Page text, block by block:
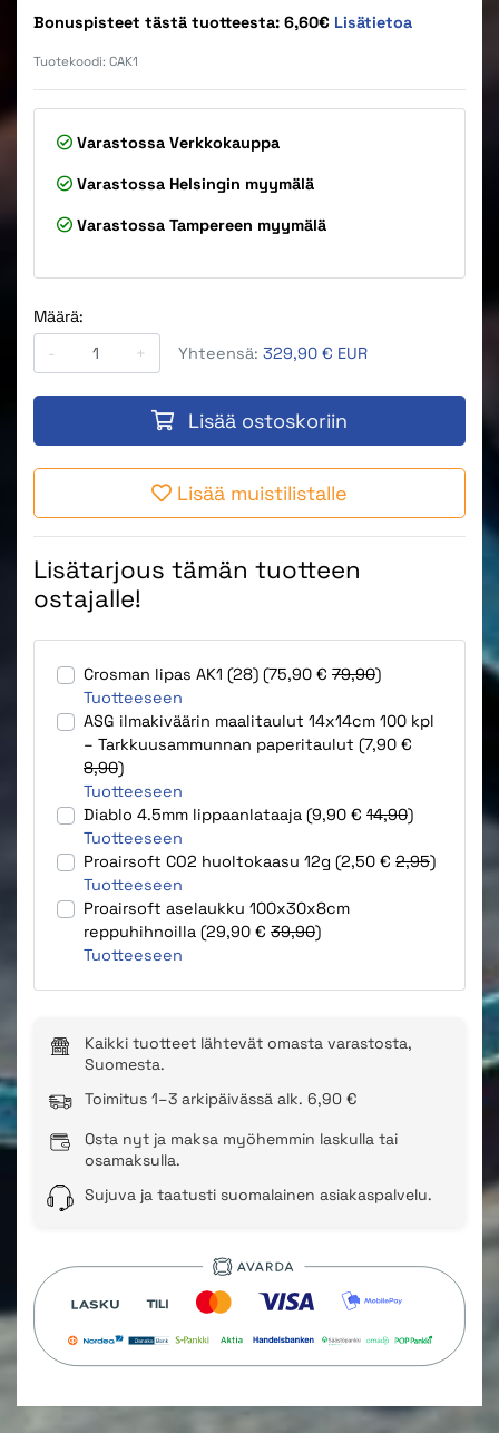
Bonuspisteet tästä tuotteesta: 6,60€ Lisätietoa
Tuotekoodi: CAK1
Varastossa Verkkokauppa
Varastossa Helsingin myymälä
Varastossa Tampereen myymälä
Määrä:
-
+ Yhteensä: 329,90 € EUR
Lisää ostoskoriin
Lisää muistilistalle
Lisätarjous tämän tuotteen
ostajalle!
Crosman lipas AK1 (28) (75,90 € 79,90)
Tuotteeseen
ASG ilmakiväärin maalitaulut 14x14cm 100 kpl
– Tarkkuusammunnan paperitaulut (7,90 €
8,90)
Tuotteeseen
Diablo 4.5mm lippaanlataaja (9,90 € 14,90)
Tuotteeseen
Proairsoft CO2 huoltokaasu 12g (2,50 € 2,95)
Tuotteeseen
Proairsoft aselaukku 100x30x8cm
reppuhihnoilla (29,90 € 39,90)
Tuotteeseen
Kaikki tuotteet lähtevät omasta varastosta,
Suomesta.
Toimitus 1–3 arkipäivässä alk. 6,90 €
Osta nyt ja maksa myöhemmin laskulla tai
osamaksulla.
Sujuva ja taatusti suomalainen asiakaspalvelu.